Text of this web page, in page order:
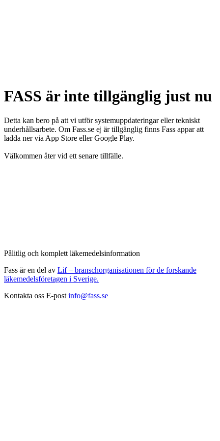
FASS är inte tillgänglig just nu
Detta kan bero på att vi utför systemuppdateringar eller tekniskt
underhållsarbete. Om Fass.se ej är tillgänglig finns Fass appar att
ladda ner via App Store eller Google Play.
Välkommen åter vid ett senare tillfälle.
Pålitlig och komplett läkemedelsinformation
Fass är en del av Lif – branschorganisationen för de forskande
läkemedelsföretagen i Sverige.
Kontakta oss E-post info@fass.se